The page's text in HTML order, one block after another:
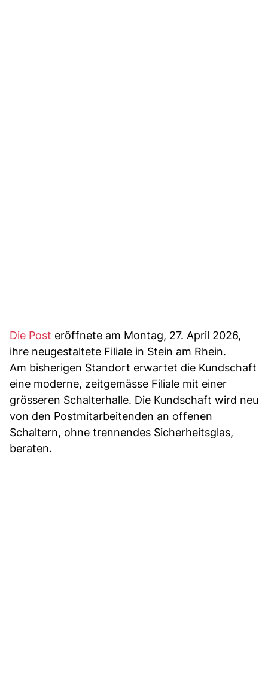
Die Post eröffnete am Montag, 27. April 2026,
ihre neugestaltete Filiale in Stein am Rhein.
Am bisherigen Standort erwartet die Kundschaft
eine moderne, zeitgemässe Filiale mit einer
grösseren Schalterhalle. Die Kundschaft wird neu
von den Postmitarbeitenden an offenen
Schaltern, ohne trennendes Sicherheitsglas,
beraten.